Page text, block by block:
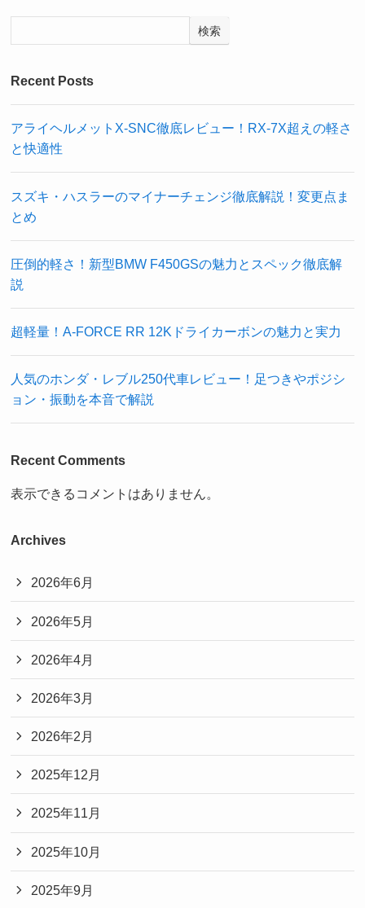
検索
Recent Posts
アライヘルメットX-SNC徹底レビュー！RX-7X超えの軽さ
と快適性
スズキ・ハスラーのマイナーチェンジ徹底解説！変更点ま
とめ
圧倒的軽さ！新型BMW F450GSの魅力とスペック徹底解
説
超軽量！A-FORCE RR 12Kドライカーボンの魅力と実力
人気のホンダ・レブル250代車レビュー！足つきやポジシ
ョン・振動を本音で解説
Recent Comments
表示できるコメントはありません。
Archives
2026年6月
2026年5月
2026年4月
2026年3月
2026年2月
2025年12月
2025年11月
2025年10月
2025年9月